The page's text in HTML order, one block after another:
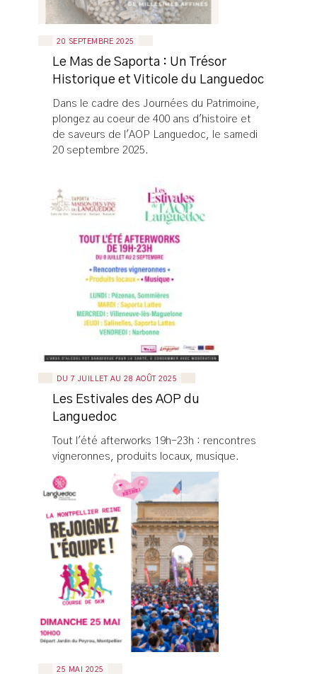
20 SEPTEMBRE 2025
Le Mas de Saporta : Un Trésor
Historique et Viticole du Languedoc
Dans le cadre des Journées du Patrimoine,
plongez au coeur de 400 ans d'histoire et
de saveurs de l'AOP Languedoc, le samedi
20 septembre 2025.
DU 7 JUILLET AU 28 AOÛT 2025
Les Estivales des AOP du
Languedoc
Tout l'été afterworks 19h-23h : rencontres
vigneronnes, produits locaux, musique.
25 MAI 2025